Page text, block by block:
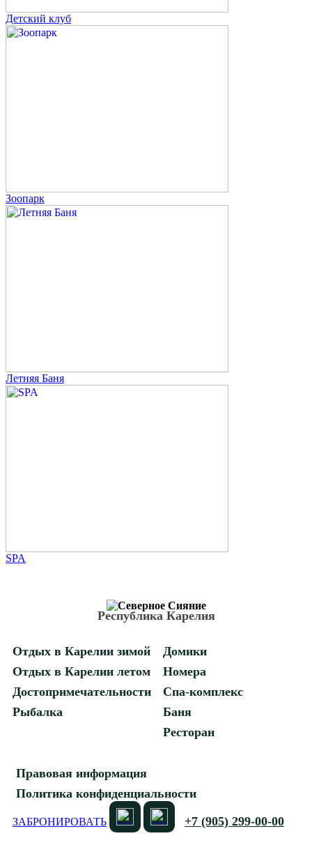
Детский клуб
Зоопарк
Летняя Баня
SPA
Республика Карелия
Отдых в Карелии зимой
Отдых в Карелии летом
Достопримечательности
Рыбалка
Домики
Номера
Спа-комплекс
Баня
Ресторан
Правовая информация
Политика конфиденциальности
ЗАБРОНИРОВАТЬ +7 (905) 299-00-00